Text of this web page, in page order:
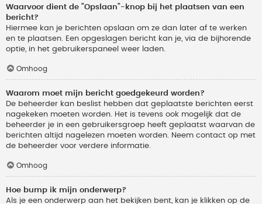
Waarvoor dient de "Opslaan"-knop bij het plaatsen van een
bericht?
Hiermee kan je berichten opslaan om ze dan later af te werken
en te plaatsen. Een opgeslagen bericht kan je, via de bijhorende
optie, in het gebruikerspaneel weer laden.
Omhoog
Waarom moet mijn bericht goedgekeurd worden?
De beheerder kan beslist hebben dat geplaatste berichten eerst
nagekeken moeten worden. Het is tevens ook mogelijk dat de
beheerder je in een gebruikersgroep heeft geplaatst waarvan de
berichten altijd nagelezen moeten worden. Neem contact op met
de beheerder voor verdere informatie.
Omhoog
Hoe bump ik mijn onderwerp?
Als je een onderwerp aan het bekijken bent, kan je klikken op de